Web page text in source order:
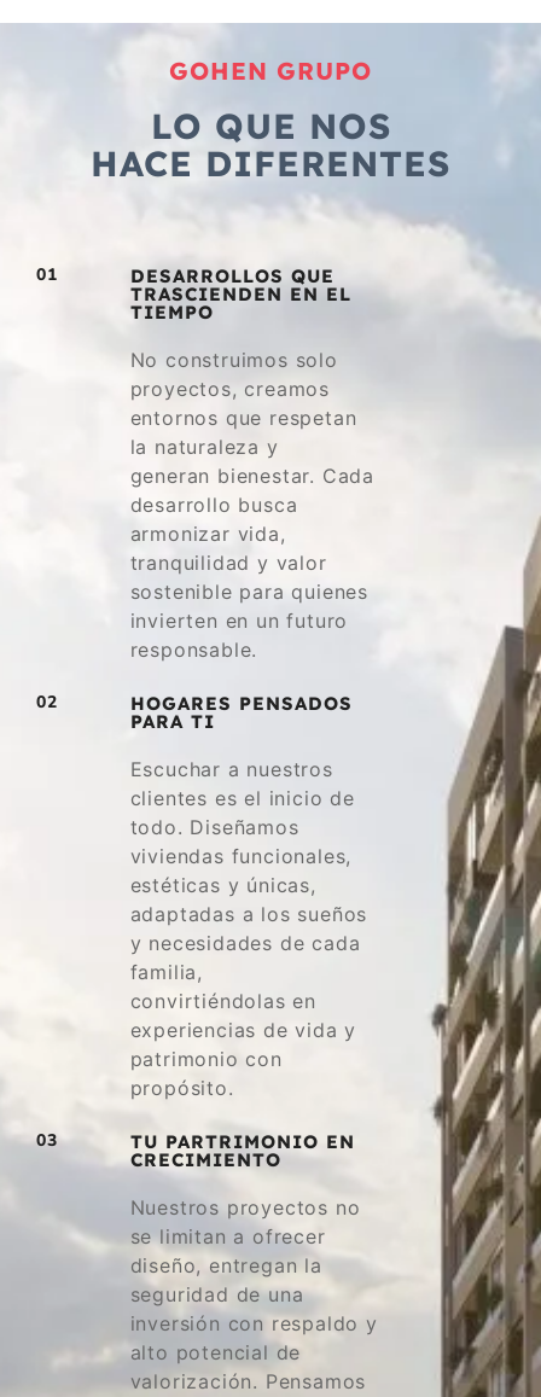
GOHEN GRUPO
LO QUE NOS
HACE DIFERENTES
01 DESARROLLOS QUE
TRASCIENDEN EN EL
TIEMPO
No construimos solo
proyectos, creamos
entornos que respetan
la naturaleza y
generan bienestar. Cada
desarrollo busca
armonizar vida,
tranquilidad y valor
sostenible para quienes
invierten en un futuro
responsable.
02 HOGARES PENSADOS
PARA TI
Escuchar a nuestros
clientes es el inicio de
todo. Diseñamos
viviendas funcionales,
estéticas y únicas,
adaptadas a los sueños
y necesidades de cada
familia,
convirtiéndolas en
experiencias de vida y
patrimonio con
propósito.
03 TU PARTRIMONIO EN
CRECIMIENTO
Nuestros proyectos no
se limitan a ofrecer
diseño, entregan la
seguridad de una
inversión con respaldo y
alto potencial de
valorización. Pensamos